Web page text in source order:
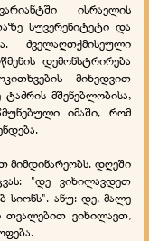
ისრაელის
სუვერენიტეტი და
ძველაღთქმისეული
დემონსტრირება
მიხედვით
მშენებლობისა,
იმაში, რომ
მიმდინარეობს. დღეში
"დე ვიხილავდეთ
სიონს". ანუ: დე, მალე
თვალებით ვიხილავთ,